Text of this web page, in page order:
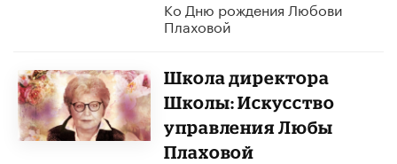
Ко Дню рождения Любови
Плаховой
Школа директора
Школы: Искусство
управления Любы
Плаховой